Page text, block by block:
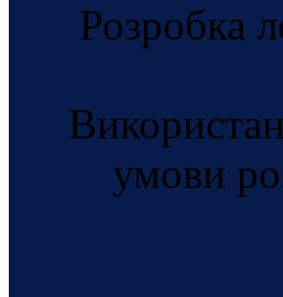
Розробка
умови